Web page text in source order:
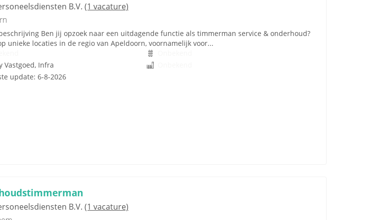
B.V. (1 vacature)
Ben jij opzoek naar een uitdagende functie als timmerman service & onderhoud?
unieke locaties in de regio van Apeldoorn, voornamelijk voor...
Vastgoed, Infra
update: 6-8-2026
B.V. (1 vacature)